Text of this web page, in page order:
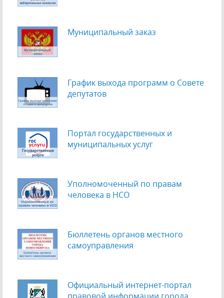
Муниципальный заказ
График выхода программ о Cовете
депутатов
Портал государственных и
муниципальных услуг
Уполномоченный по правам
человека в НСО
Бюллетень органов местного
самоуправления
Официальный интернет-портал
правовой информации города